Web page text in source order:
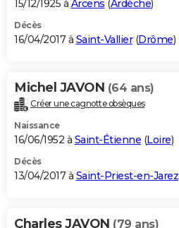
15/12/1925 à Arcens (Ardèche)
Décès
16/04/2017 à Saint-Vallier(Drôme)
Michel JAVON (64 ans)
Créer une cagnotte obsèques
Naissance
16/06/1952 à Saint-Étienne (Loire)
Décès
13/04/2017 à Saint-Priest-en-Jarez
Charles JAVON (79 ans)